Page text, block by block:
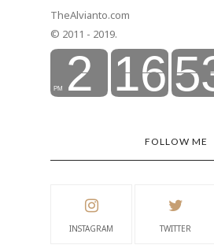
TheAlvianto.com
© 2011 - 2019.
FOLLOW ME
INSTAGRAM TWITTER